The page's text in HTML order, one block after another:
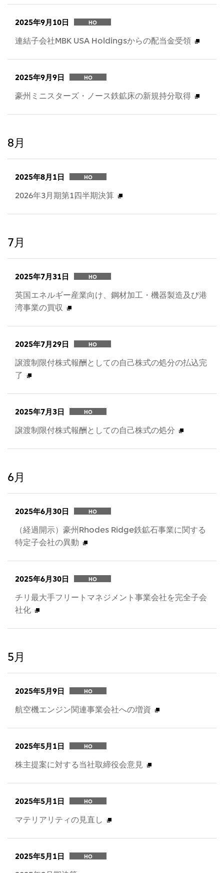
2025年9月10日 HO
連結子会社MBK USA Holdingsからの配当金受領
2025年9月9日 HO
豪州ミニスターズ・ノース鉄鉱床の新規持分取得
8月
2025年8月1日 HO
2026年3月期第1四半期決算
7月
2025年7月31日 HO
英国エネルギー産業向け、鋼材加工・機器製造及び港
湾事業の買収
2025年7月29日 HO
譲渡制限付株式報酬としての自己株式の処分の払込完
了
2025年7月3日 HO
譲渡制限付株式報酬としての自己株式の処分
6月
2025年6月30日 HO
（経過開示）豪州Rhodes Ridge鉄鉱石事業に関する
特定子会社の異動
2025年6月30日 HO
チリ最大手フリートマネジメント事業会社を完全子会
社化
5月
2025年5月9日 HO
航空機エンジン関連事業会社への増資
2025年5月1日 HO
株主提案に対する当社取締役会意見
2025年5月1日 HO
マテリアリティの見直し
2025年5月1日 HO